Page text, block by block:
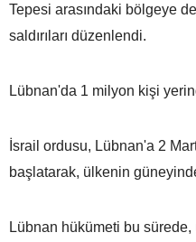
Tepesi arasındaki bölgeye
saldırıları düzenlendi.
Lübnan'da 1 milyon kişi
İsrail ordusu, Lübnan'a 2
başlatarak, ülkenin
Lübnan hükümeti bu